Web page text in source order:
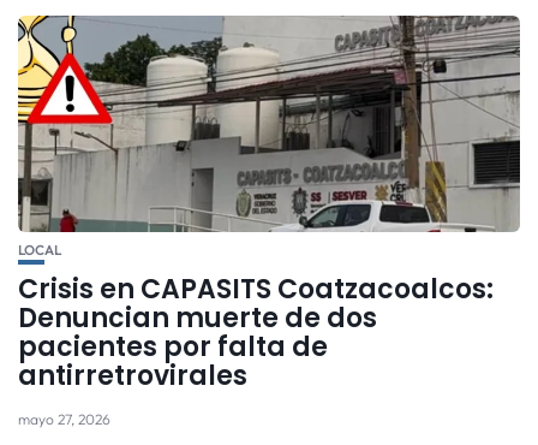
LOCAL
Crisis en CAPASITS Coatzacoalcos:
Denuncian muerte de dos
pacientes por falta de
antirretrovirales
mayo 27, 2026